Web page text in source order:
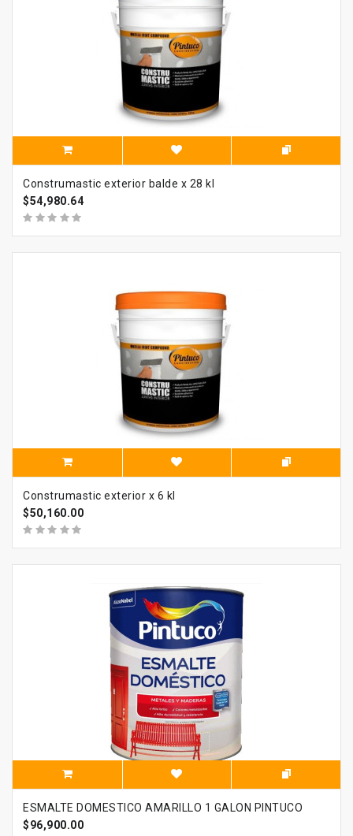
Construmastic exterior balde x 28 kl
$54,980.64
Construmastic exterior x 6 kl
$50,160.00
ESMALTE DOMESTICO AMARILLO 1 GALON PINTUCO
$96,900.00